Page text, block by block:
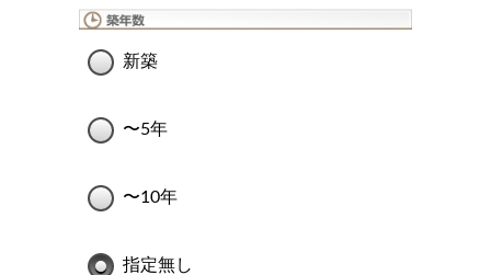
新築
〜5年
〜10年
指定無し